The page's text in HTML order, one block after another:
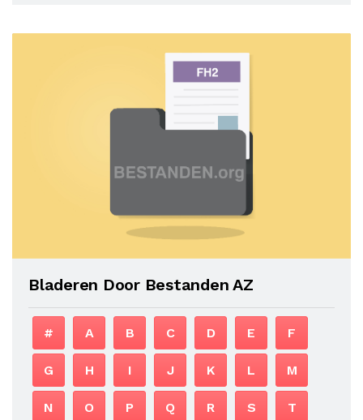
Bladeren Door Bestanden AZ
# A B C D E F
G H I J K L M
N O P Q R S T